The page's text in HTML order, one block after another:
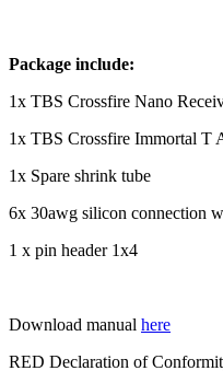
Package include:
1x TBS Crossfire Nano
1x TBS Crossfire Immortal T
1x Spare shrink tube
6x 30awg silicon connection
1 x pin header 1x4
Download manual here
RED Declaration of